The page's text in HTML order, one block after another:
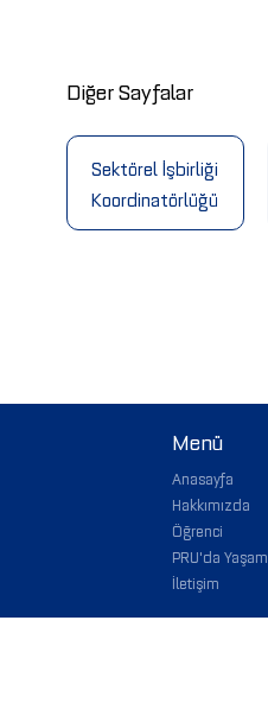
Diğer Sayfalar
Sektörel İşbirliği
Koordinatörlüğü
Menü
Anasayfa
Hakkımızda
Öğrenci
PRU'da Yaşam
İletişim